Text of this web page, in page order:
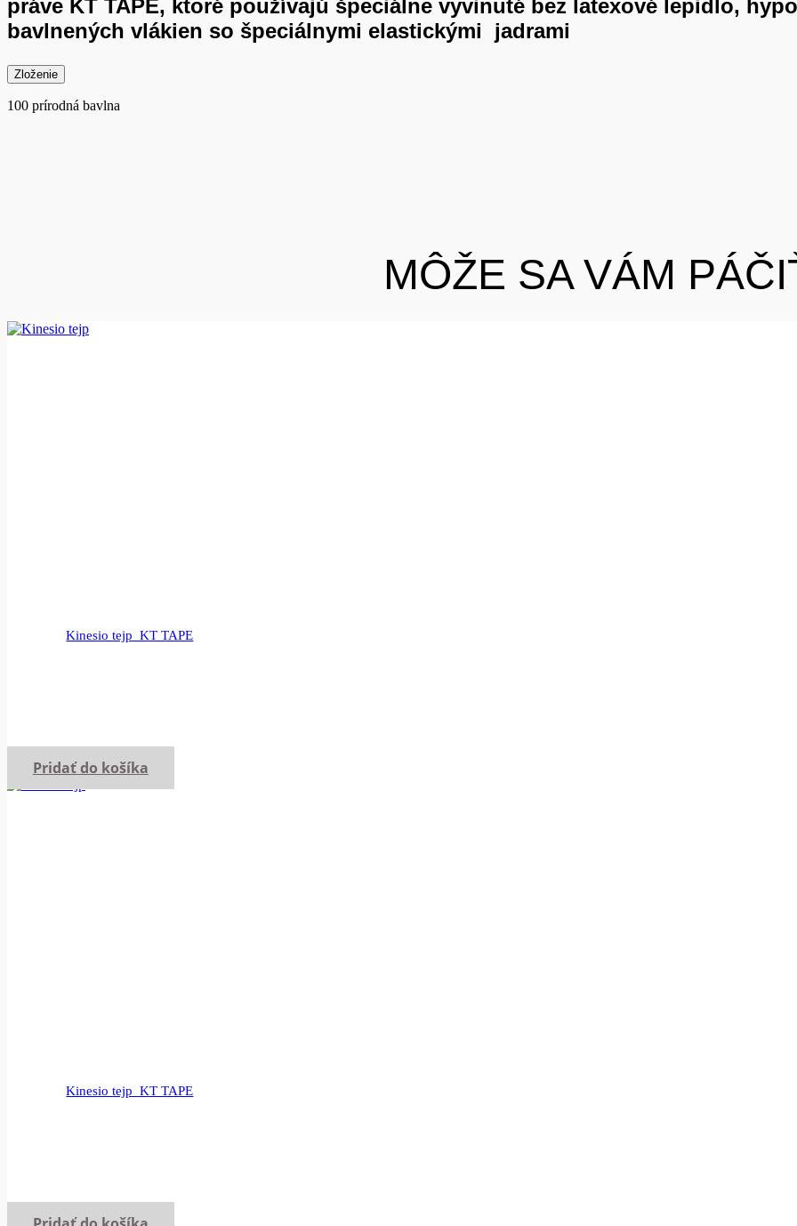
práve KT TAPE, ktoré používajú špeciálne vyvinuté bez latexové lepidlo,
bavlnených vlákien so špeciálnymi elastickými jadrami
Zloženie
100 prírodná bavlna
MÔŽE SA VÁM
Kinesio tejp_KT TAPE
Pridať do košíka
Kinesio tejp_KT TAPE